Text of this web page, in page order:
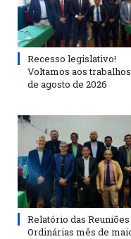
Recesso legislativo!
Voltamos aos trabalhos
de agosto de 2026
Relatório das Reuniões
Ordinárias mês de